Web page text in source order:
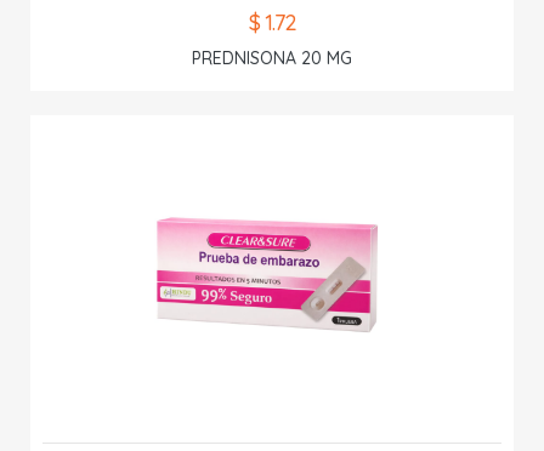
$ 1.72
PREDNISONA 20 MG